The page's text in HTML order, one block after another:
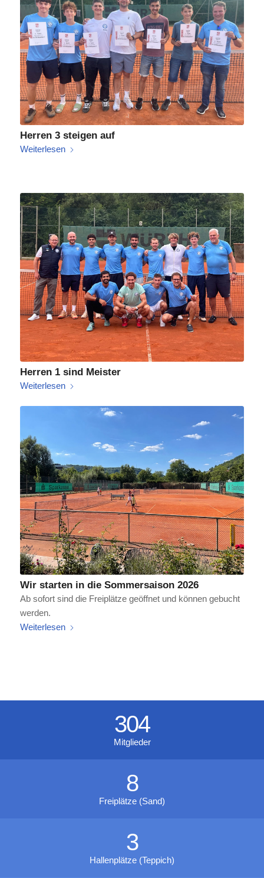
Herren 3 steigen auf
Weiterlesen
Herren 1 sind Meister
Weiterlesen
Wir starten in die Sommersaison 2026
Ab sofort sind die Freiplätze geöffnet und können gebucht
werden.
Weiterlesen
304
Mitglieder
8
Freiplätze (Sand)
3
Hallenplätze (Teppich)